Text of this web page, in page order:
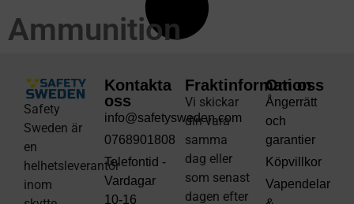
Ammunition
Safety
Sweden är
en
helhetsleverantör
inom
Kontakta
oss
info@safetysweden.com
0768901808
Telefontid -
Vardagar
10-16
Fraktinformation
Vi skickar
din vara
samma
dag eller
som senast
dagen efter
Om oss
Ångerrätt
och
garantier
Köpvillkor
Vapendelar